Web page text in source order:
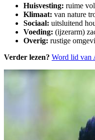
Huisvesting: ruime
Klimaat: van nature
Sociaal: uitsluitend
Voeding: (ijzerarm)
Overig: rustige
Verder lezen? Word lid van